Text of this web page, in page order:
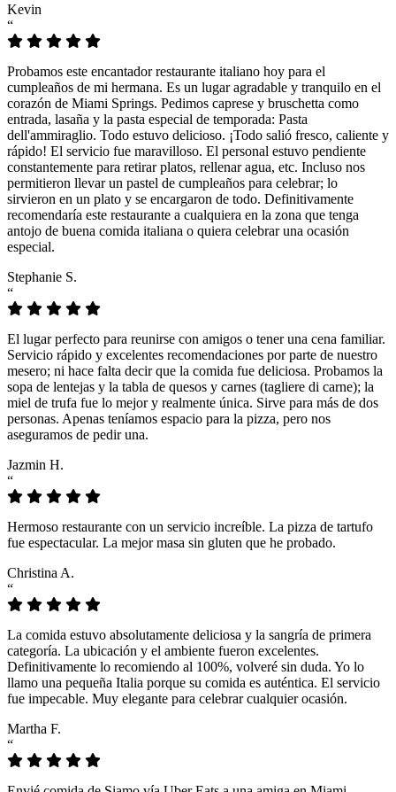
Kevin
“
Probamos este encantador restaurante italiano hoy para el
cumpleaños de mi hermana. Es un lugar agradable y tranquilo en el
corazón de Miami Springs. Pedimos caprese y bruschetta como
entrada, lasaña y la pasta especial de temporada: Pasta
dell'ammiraglio. Todo estuvo delicioso. ¡Todo salió fresco, caliente y
rápido! El servicio fue maravilloso. El personal estuvo pendiente
constantemente para retirar platos, rellenar agua, etc. Incluso nos
permitieron llevar un pastel de cumpleaños para celebrar; lo
sirvieron en un plato y se encargaron de todo. Definitivamente
recomendaría este restaurante a cualquiera en la zona que tenga
antojo de buena comida italiana o quiera celebrar una ocasión
especial.
Stephanie S.
“
El lugar perfecto para reunirse con amigos o tener una cena familiar.
Servicio rápido y excelentes recomendaciones por parte de nuestro
mesero; ni hace falta decir que la comida fue deliciosa. Probamos la
sopa de lentejas y la tabla de quesos y carnes (tagliere di carne); la
miel de trufa fue lo mejor y realmente única. Sirve para más de dos
personas. Apenas teníamos espacio para la pizza, pero nos
aseguramos de pedir una.
Jazmin H.
“
Hermoso restaurante con un servicio increíble. La pizza de tartufo
fue espectacular. La mejor masa sin gluten que he probado.
Christina A.
“
La comida estuvo absolutamente deliciosa y la sangría de primera
categoría. La ubicación y el ambiente fueron excelentes.
Definitivamente lo recomiendo al 100%, volveré sin duda. Yo lo
llamo una pequeña Italia porque su comida es auténtica. El servicio
fue impecable. Muy elegante para celebrar cualquier ocasión.
Martha F.
“